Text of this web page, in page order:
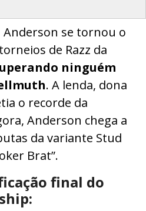
Anderson se tornou o
de Razz da
ninguém
. A lenda, dona
o recorde da
Anderson chega a
da variante Stud
Brat”.
final do